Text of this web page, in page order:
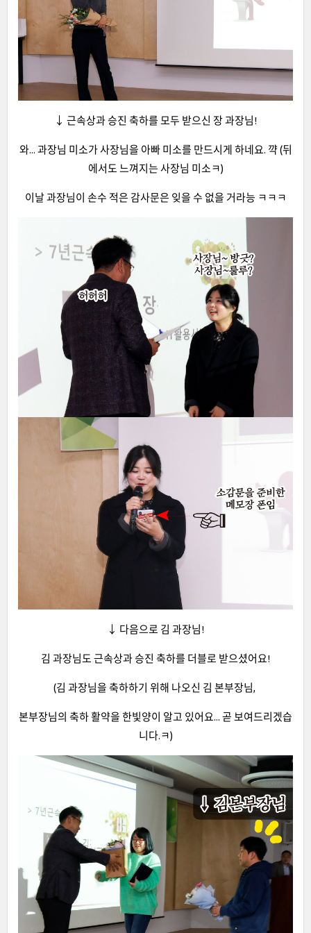
↓ 근속상과 승진 축하를 모두 받으신 장 과장님!
와... 과장님 미소가 사장님을 아빠 미소를 만드시게 하네요. 꺅 (뒤
에서도 느껴지는 사장님 미소ㅋ)
이날 과장님이 손수 적은 감사문은 잊을 수 없을 거라능 ㅋㅋㅋ
↓ 다음으로 김 과장님!
김 과장님도 근속상과 승진 축하를 더블로 받으셨어요!
(김 과장님을 축하하기 위해 나오신 김 본부장님,
본부장님의 축하 활약을 한빛양이 알고 있어요... 곧 보여드리겠습
니다.ㅋ)